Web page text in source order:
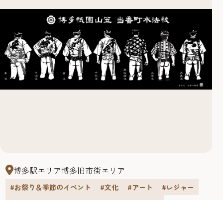
博多駅エリア博多旧市街エリア
#お祭り＆季節のイベント #文化 #アート
#レジャー